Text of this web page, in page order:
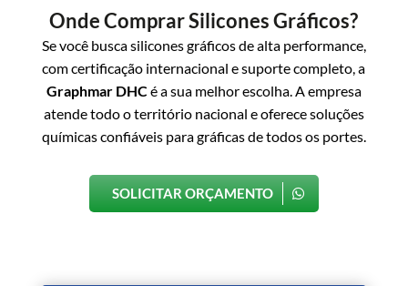
Onde Comprar Silicones Gráficos?
Se você busca silicones gráficos de alta performance,
com certificação internacional e suporte completo, a
Graphmar DHCé a sua melhor escolha. A empresa
atende todo o território nacional e oferece soluções
químicas confiáveis para gráficas de todos os portes.
SOLICITAR ORÇAMENTO